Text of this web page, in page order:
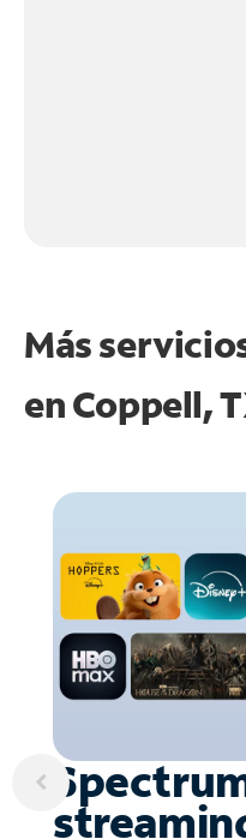
Más
enCoppell,